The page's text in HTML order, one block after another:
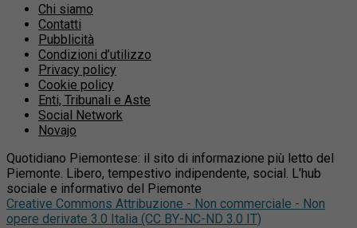
Chi siamo
Contatti
Pubblicità
Condizioni d’utilizzo
Privacy policy
Cookie policy
Enti, Tribunali e Aste
Social Network
Novajo
Quotidiano Piemontese: il sito di informazione più letto del
Piemonte. Libero, tempestivo indipendente, social. L'hub
sociale e informativo del Piemonte
Creative Commons Attribuzione - Non commerciale - Non
opere derivate 3.0 Italia (CC BY-NC-ND 3.0 IT)